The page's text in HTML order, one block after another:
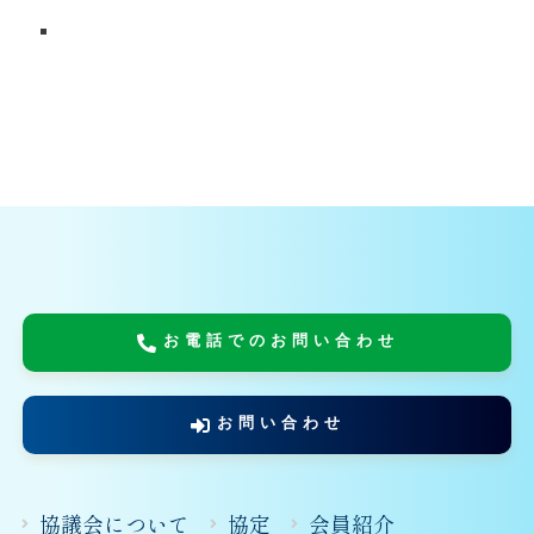
お電話でのお問い合わせ
お問い合わせ
協議会について 協定 会員紹介